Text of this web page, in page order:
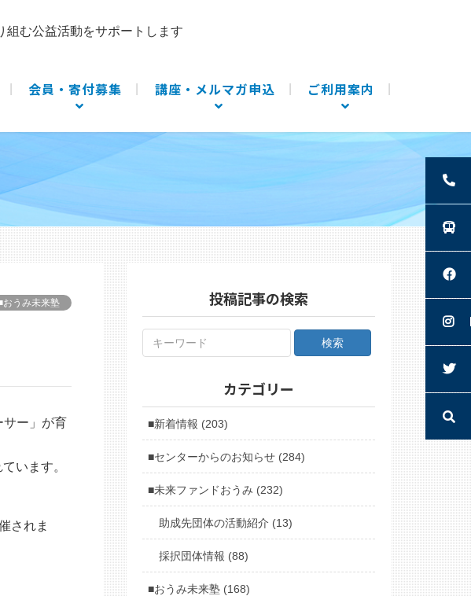
組む公益活動をサポートします
会員・寄付募集 講座・メルマガ申込 ご利用案内
おうみ未来塾
サー」が育
います。
されま
投稿記事の検索
カテゴリー
■新着情報 (203)
■センターからのお知らせ (284)
■未来ファンドおうみ (232)
助成先団体の活動紹介 (13)
採択団体情報 (88)
■おうみ未来塾 (168)